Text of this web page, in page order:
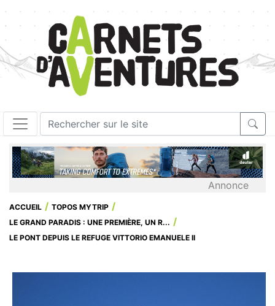
Annonce
ACCUEIL
TOPOS MYTRIP
LE GRAND PARADIS : UNE PREMIÈRE, UN R...
LE PONT DEPUIS LE REFUGE VITTORIO EMANUELE II